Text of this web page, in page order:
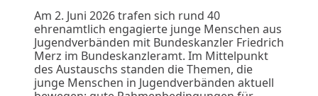
Am 2. Juni 2026 trafen sich rund 40
ehrenamtlich engagierte junge Menschen aus
Jugendverbänden mit Bundeskanzler Friedrich
Merz im Bundeskanzleramt. Im Mittelpunkt
des Austauschs standen die Themen, die
junge Menschen in Jugendverbänden aktuell